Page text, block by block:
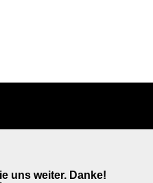
uns weiter. Danke!